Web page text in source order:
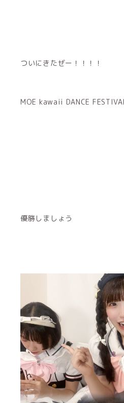
ついにきたぜー！！！！
MOE kawaii DANCE
優勝しましょう